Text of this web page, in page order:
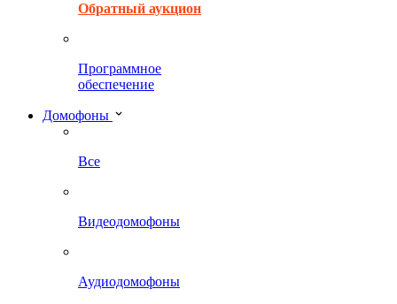
Обратный аукцион
Программное
обеспечение
Домофоны
Все
Видеодомофоны
Аудиодомофоны